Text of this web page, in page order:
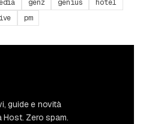
genz genius
hotel
pm
guide e novità
Zero spam.